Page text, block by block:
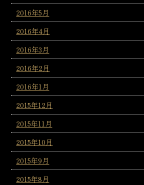
2016年5月
2016年4月
2016年3月
2016年2月
2016年1月
2015年12月
2015年11月
2015年10月
2015年9月
2015年8月